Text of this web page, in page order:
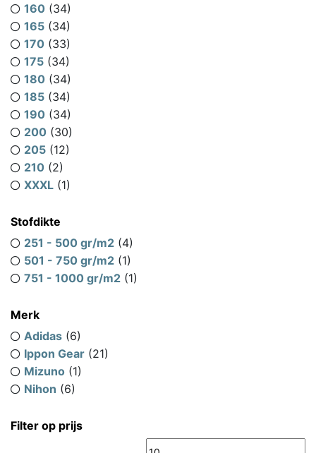
160 (34)
165 (34)
170 (33)
175 (34)
180 (34)
185 (34)
190 (34)
200 (30)
205 (12)
210 (2)
XXXL (1)
Stofdikte
251 - 500 gr/m2 (4)
501 - 750 gr/m2 (1)
751 - 1000 gr/m2 (1)
Merk
Adidas (6)
Ippon Gear (21)
Mizuno (1)
Nihon (6)
Filter op prijs
Min.